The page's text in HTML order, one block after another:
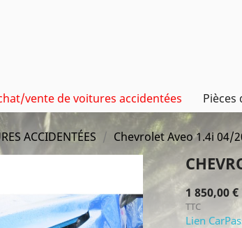
vente de voitures accidentées Pièces
ACCIDENTÉES Chevrolet Aveo 1.4i 04/
1 850,00 €
TTC
Lien